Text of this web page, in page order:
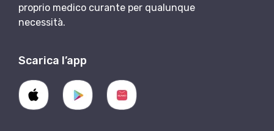
proprio medico curante per qualunque
necessità.
Scarica l’app